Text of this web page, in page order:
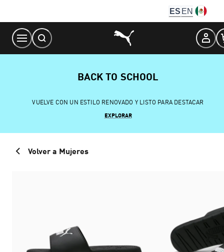
Content
ES EN
BACK TO SCHOOL
VUELVE CON UN ESTILO RENOVADO Y LISTO PARA DESTACAR
EXPLORAR
Volver a Mujeres